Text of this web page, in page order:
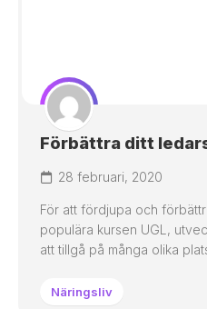
Förbättra ditt
28 februari, 2020
För att fördjupa och
populära kursen UGL,
att tillgå på många olika
Näringsliv